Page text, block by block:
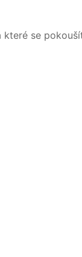
které se